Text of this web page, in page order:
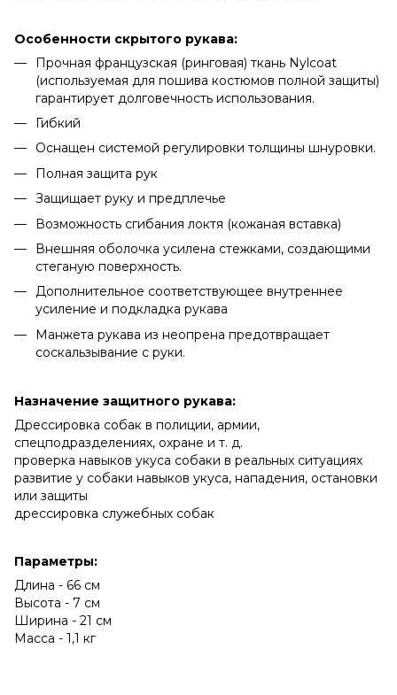
Особенности скрытого рукава:
Прочная французская (ринговая) ткань Nylcoat
(используемая для пошива костюмов полной защиты)
гарантирует долговечность использования.
Гибкий
Оснащен системой регулировки толщины шнуровки.
Полная защита рук
Защищает руку и предплечье
Возможность сгибания локтя (кожаная вставка)
Внешняя оболочка усилена стежками, создающими
стеганую поверхность.
Дополнительное соответствующее внутреннее
усиление и подкладка рукава
Манжета рукава из неопрена предотвращает
соскальзывание с руки.
Назначение защитного рукава:
Дрессировка собак в полиции, армии,
спецподразделениях, охране и т. д.
проверка навыков укуса собаки в реальных ситуациях
развитие у собаки навыков укуса, нападения, остановки
или защиты
дрессировка служебных собак
Параметры:
Длина - 66 см
Высота - 7 см
Ширина - 21 см
Масса - 1,1 кг